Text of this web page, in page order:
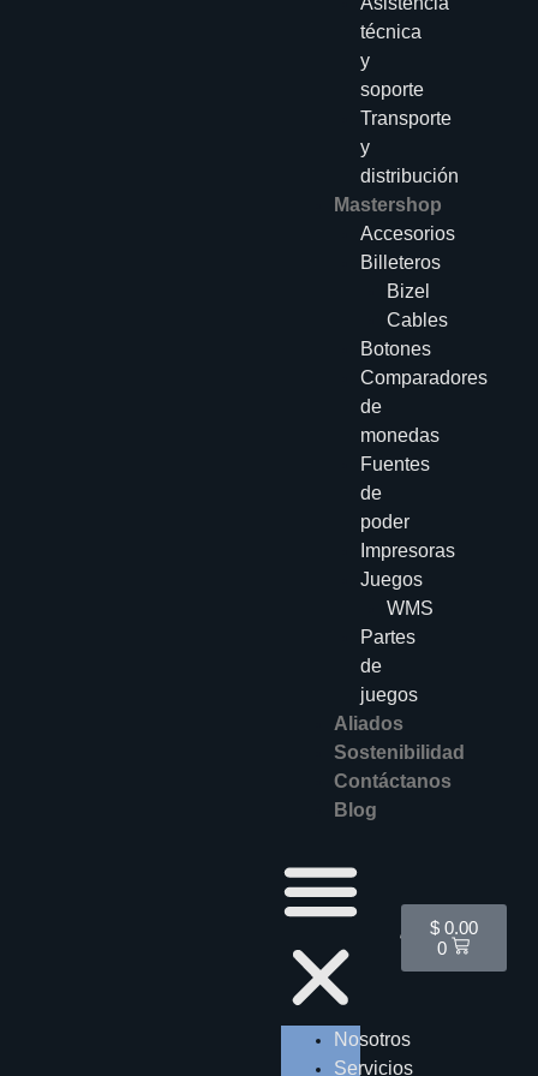
técnica
y
soporte
Transporte
y
distribución
Mastershop
Accesorios
Billeteros
Bizel
Cables
Botones
Comparadores
de
monedas
Fuentes
de
poder
Impresoras
Juegos
WMS
Partes
de
juegos
Aliados
Sostenibilidad
Contáctanos
Blog
Nosotros
Servicios
$0.00
0